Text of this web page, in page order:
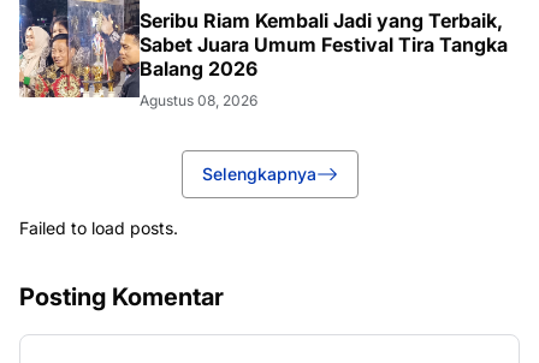
Seribu Riam Kembali Jadi yang Terbaik,
Sabet Juara Umum Festival Tira Tangka
Balang 2026
Agustus 08, 2026
Selengkapnya
Failed to load posts.
Posting Komentar